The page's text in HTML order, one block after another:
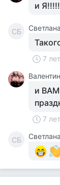
и
СБ
7 лет
и ВАМ
7 лет
СБ